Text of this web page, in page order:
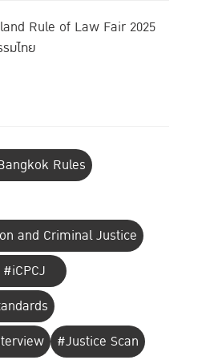
Rule of Law Fair 2025
มไทย
Rules
and Criminal Justice
#iCPCJ
#Justice Scan